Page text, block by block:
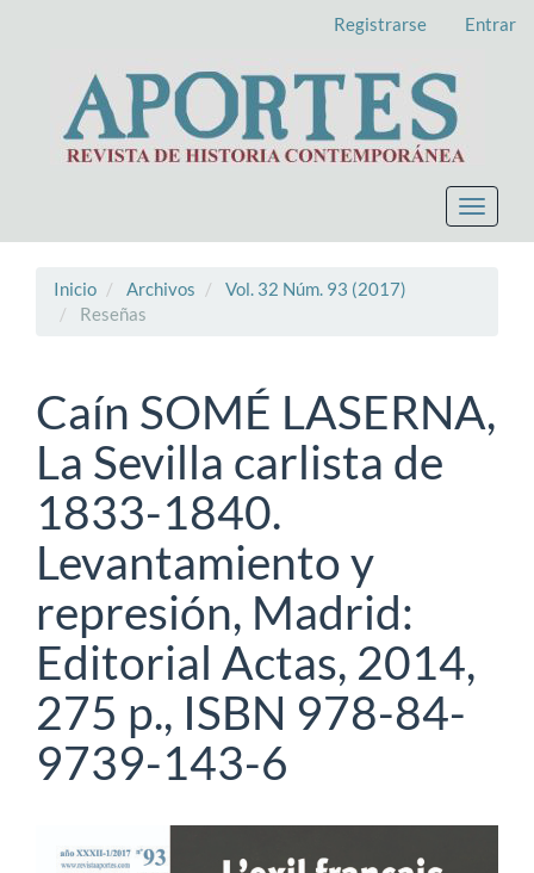
principal
Barra
lateral
Registrarse Entrar
Toggle
Inicio Archivos
Vol. 32 Núm. 93 (2017)
Reseñas
Caín SOMÉ LASERNA,
La Sevilla carlista de
1833-1840.
Levantamiento y
represión, Madrid:
Editorial Actas, 2014,
275 p., ISBN 978-84-
9739-143-6
Barra